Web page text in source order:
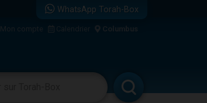
WhatsApp Torah-Box
Mon compte Calendrier Columbus